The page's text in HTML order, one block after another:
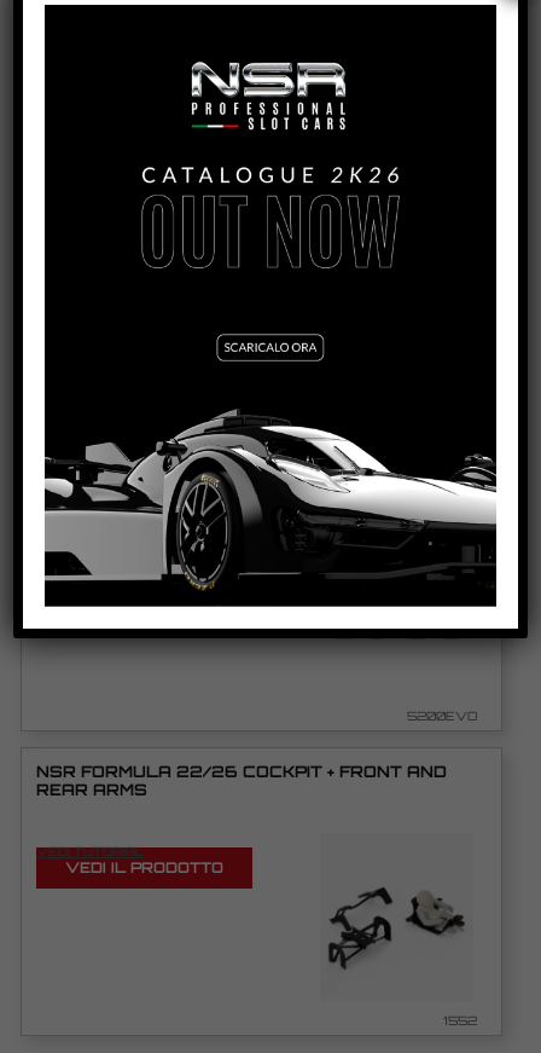
PRODOTTI CORRELATI
TREADED FRONT TYRES 18×9 (FOR 16/16,5 RIMS)
VEDI IL PRODOTTO
SLICK FRONT TYRES LOWEST PROFILE 16×8,5
(FOR 16/16,5/17 RIMS)
VEDI IL PRODOTTO
5200EVO
NSR FORMULA 22/26 COCKPIT + FRONT AND
REAR ARMS
VEDI TUTORIAL
VEDI IL PRODOTTO
1552